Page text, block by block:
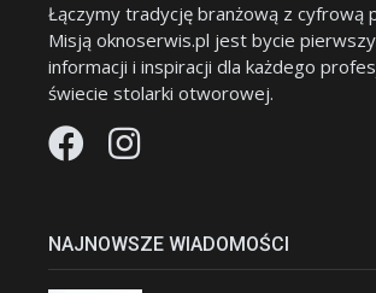
Łączymy tradycję branżową z cyfrową
Misją oknoserwis.pl jest bycie
informacji i inspiracji dla każdego
świecie stolarki otworowej.
NAJNOWSZE WIADOMOŚCI